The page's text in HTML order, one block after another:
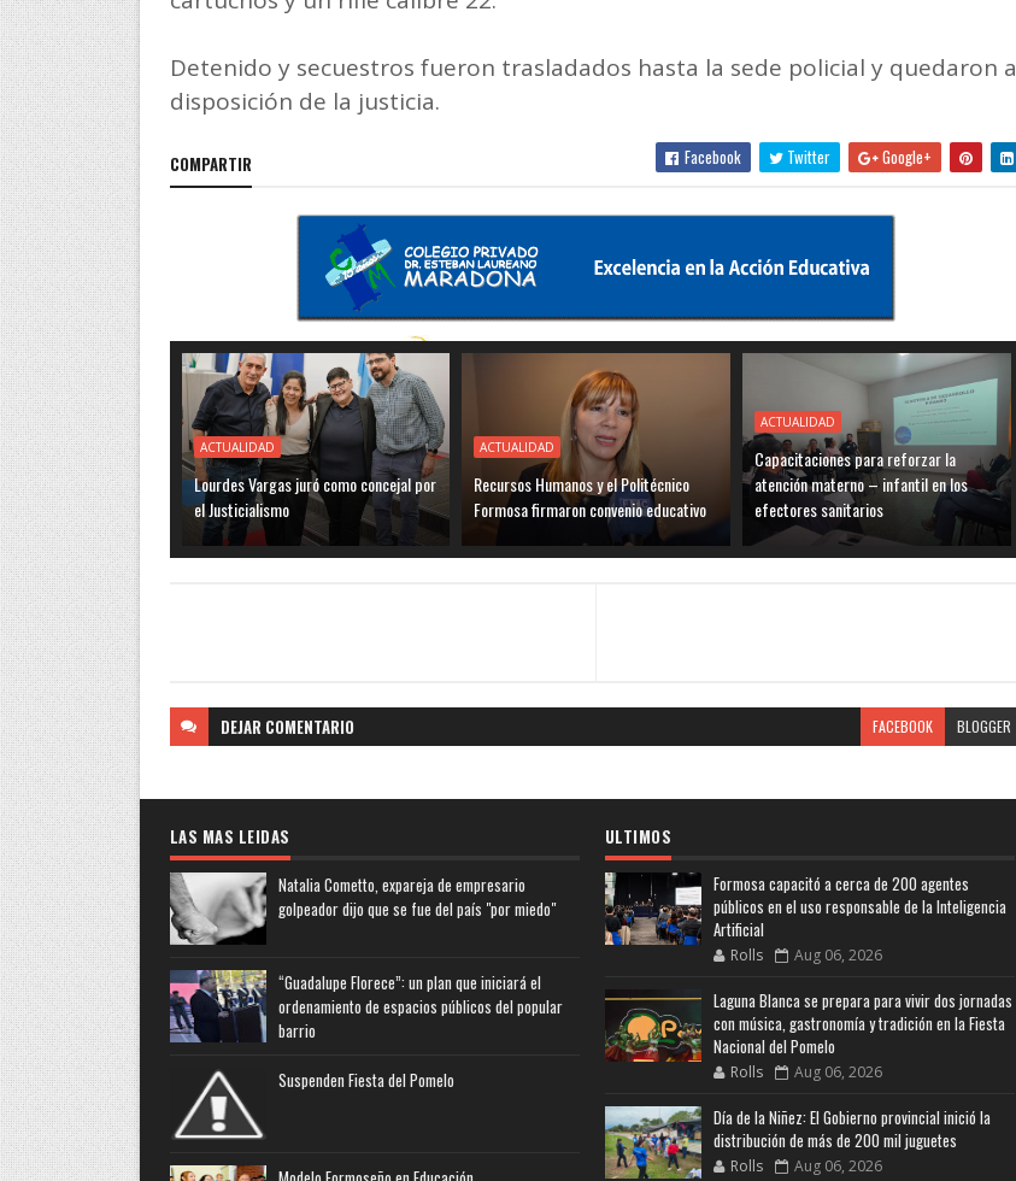
Detenido y secuestros fueron trasladados hasta la sede policial y quedaron a
disposición de la justicia.
COMPARTIR Facebook Twitter Google+
ACTUALIDAD
Lourdes Vargas juró como concejal por
el Justicialismo
ACTUALIDAD
Recursos Humanos y el Politécnico
Formosa firmaron convenio educativo
ACTUALIDAD
Capacitaciones para reforzar la
atención materno – infantil en los
efectores sanitarios
DEJAR COMENTARIO FACEBOOK BLOGGER
LAS MAS LEIDAS
Natalia Cometto, expareja de empresario
golpeador dijo que se fue del país "por miedo"
“Guadalupe Florece”: un plan que iniciará el
ordenamiento de espacios públicos del popular
barrio
Suspenden Fiesta del Pomelo
ULTIMOS
Formosa capacitó a cerca de 200 agentes
públicos en el uso responsable de la Inteligencia
Artificial
Rolls Aug 06, 2026
Laguna Blanca se prepara para vivir dos jornadas
con música, gastronomía y tradición en la Fiesta
Nacional del Pomelo
Rolls Aug 06, 2026
Día de la Niñez: El Gobierno provincial inició la
distribución de más de 200 mil juguetes
Rolls Aug 06, 2026